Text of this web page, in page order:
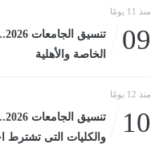
منذ 11 يومًا
09
الخاصة والأهلية
منذ 12 يومًا
10
والكليات التى تشترط